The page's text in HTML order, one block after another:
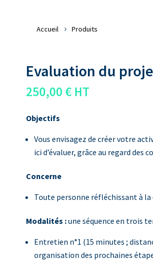
Accueil Produits
Evaluation du
250,00 € HT
Objectifs
Vous envisagez de créer votre
ici d’évaluer, grâce au regard
Concerne
Toute personne réfléchissant à
Modalités :une séquence en trois
Entretien n°1 (15 minutes ;
organisation des prochaines